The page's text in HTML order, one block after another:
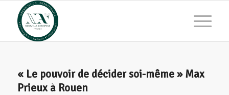
« Le pouvoir de décider soi-même » Max
Prieux à Rouen